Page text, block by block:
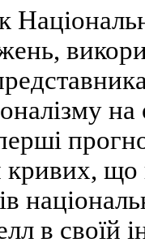
що
в своїй